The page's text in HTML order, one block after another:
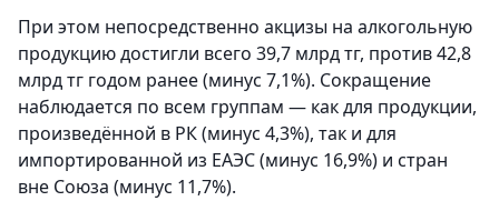
При этом непосредственно акцизы на алкогольную
продукцию достигли всего 39,7 млрд тг, против 42,8
млрд тг годом ранее (минус 7,1%). Сокращение
наблюдается по всем группам — как для продукции,
произведённой в РК (минус 4,3%), так и для
импортированной из ЕАЭС (минус 16,9%) и стран
вне Союза (минус 11,7%).